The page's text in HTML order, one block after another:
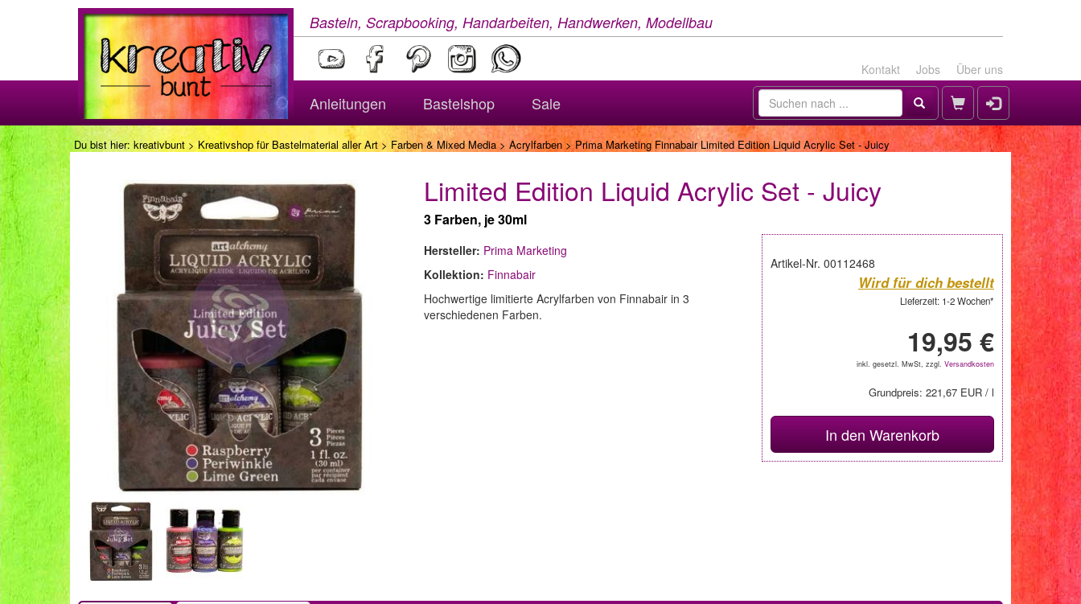
Basteln, Scrapbooking, Handarbeiten, Handwerken, Modellbau
Kontakt Jobs Über uns
Anleitungen Bastelshop Sale
Du bist hier: kreativbunt > Kreativshop für Bastelmaterial aller Art> Farben & Mixed Media>Acrylfarben > Prima Marketing Finnabair Limited Edition Liquid Acrylic Set - Juicy
Limited Edition Liquid Acrylic Set - Juicy
3 Farben, je 30ml
Artikel-Nr. 00112468
Wird für dich bestellt
Lieferzeit: 1-2 Wochen*
19,95 €
inkl. gesetzl. MwSt, zzgl. Versandkosten
Grundpreis: 221,67 EUR / l
In den Warenkorb
Hersteller: Prima Marketing
Kollektion: Finnabair
Hochwertige limitierte Acrylfarben von Finnabair in 3
verschiedenen Farben.